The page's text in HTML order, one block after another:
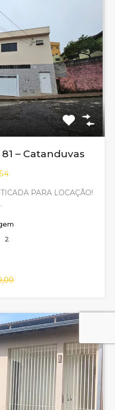
– Catanduvas
PARA LOCAÇÃO!
2